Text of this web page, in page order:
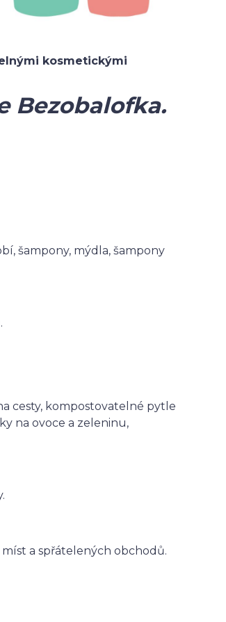
kosmetickými
Bezobalofka.
šampony, mýdla, šampony
.
cesty, kompostovatelné pytle
na ovoce a zeleninu,
a spřátelených obchodů.